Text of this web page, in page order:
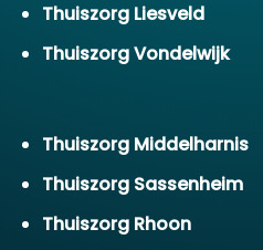
Thuiszorg Liesveld
Thuiszorg Vondelwijk
Thuiszorg Middelharnis
Thuiszorg Sassenheim
Thuiszorg Rhoon